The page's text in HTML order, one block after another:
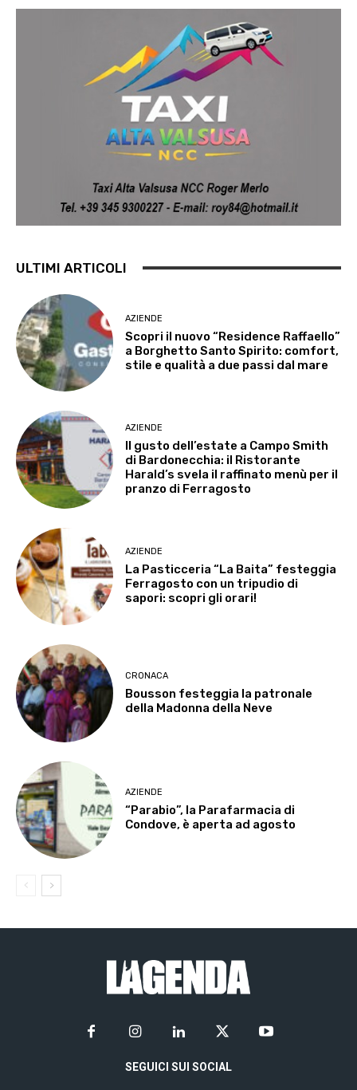
ULTIMI ARTICOLI
AZIENDE
Scopri il nuovo “Residence Raffaello”
a Borghetto Santo Spirito: comfort,
stile e qualità a due passi dal mare
AZIENDE
Il gusto dell’estate a Campo Smith
di Bardonecchia: il Ristorante
Harald’s svela il raffinato menù per il
pranzo di Ferragosto
AZIENDE
La Pasticceria “La Baita” festeggia
Ferragosto con un tripudio di
sapori: scopri gli orari!
CRONACA
Bousson festeggia la patronale
della Madonna della Neve
AZIENDE
“Parabio”, la Parafarmacia di
Condove, è aperta ad agosto
SEGUICI SUI SOCIAL